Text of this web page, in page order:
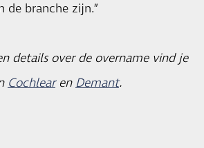
de branche zijn.”
details over de overname vind je
CochlearenDemant.